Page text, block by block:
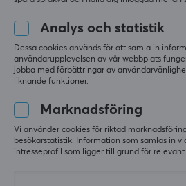
Level 5
Bästa Team!
Super kampanj pris och snabbt
referenser för service! Bra
Bästa referenser!
Logitech Driving Force Shifter - Växelspak
Analys och statistik
Dessa cookies används för att samla in
användarupplevelsen av vår webbplats
jobba med förbättringar av
liknande funktioner.
Marknadsföring
Vi använder cookies för riktad
besökarstatistik. Information som samlas in
intresseprofil som ligger till grund för